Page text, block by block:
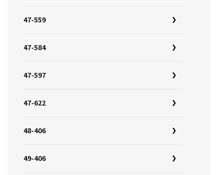
47-559
47-584
47-597
47-622
48-406
49-406